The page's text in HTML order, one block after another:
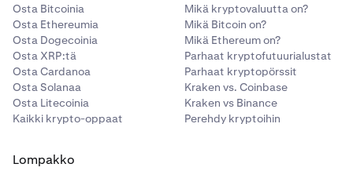
Osta Bitcoinia
Osta Ethereumia
Osta Dogecoinia
Osta XRP:tä
Osta Cardanoa
Osta Solanaa
Osta Litecoinia
Kaikki krypto-oppaat
Mikä kryptovaluutta on?
Mikä Bitcoin on?
Mikä Ethereum on?
Parhaat kryptofutuurialustat
Parhaat kryptopörssit
Kraken vs. Coinbase
Kraken vs Binance
Perehdy kryptoihin
Lompakko